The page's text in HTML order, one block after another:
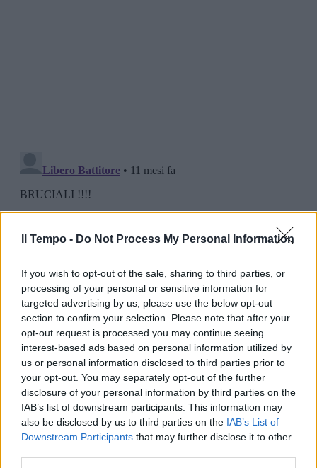
Il Tempo - Do Not Process My Personal Information
If you wish to opt-out of the sale, sharing to third parties, or
processing of your personal or sensitive information for
targeted advertising by us, please use the below opt-out
section to confirm your selection. Please note that after your
opt-out request is processed you may continue seeing
interest-based ads based on personal information utilized by
us or personal information disclosed to third parties prior to
your opt-out. You may separately opt-out of the further
disclosure of your personal information by third parties on the
IAB’s list of downstream participants. This information may
also be disclosed by us to third parties on the IAB’s List of
Downstream Participants that may further disclose it to other